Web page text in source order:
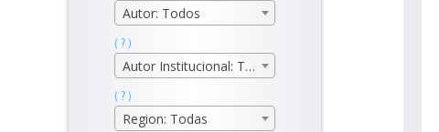
Autor: Todos
( ? )
Autor Institucional: Todos
( ? )
Region: Todas